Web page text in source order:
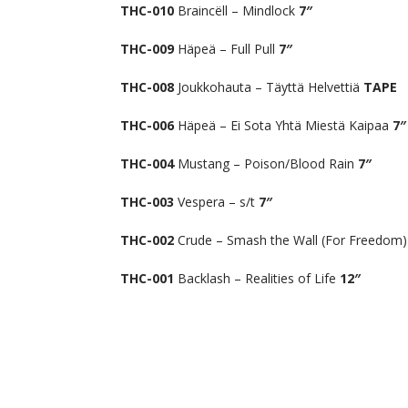
THC-010 Braincëll – Mindlock 7″
THC-009 Häpeä – Full Pull 7″
THC-008 Joukkohauta – Täyttä Helvettiä TAPE
THC-006 Häpeä – Ei Sota Yhtä Miestä Kaipaa 7″
THC-004Mustang – Poison/Blood Rain 7″
THC-003 Vespera – s/t 7″
THC-002 Crude – Smash the Wall (For
THC-001 Backlash – Realities of Life 12″